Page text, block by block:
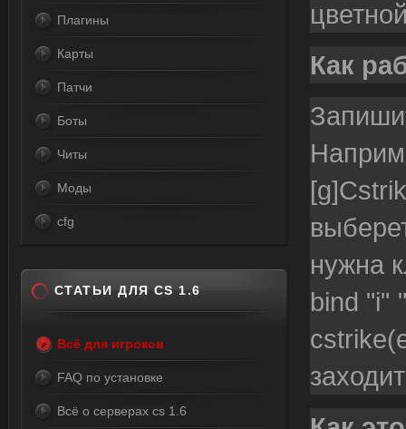
Как
нужна
bind "i"
Плагины
Карты
Патчи
Боты
Читы
Моды
cfg
СТАТЬИ ДЛЯ CS 1.6
Всё для игроков
FAQ по установке
Всё о серверах cs 1.6